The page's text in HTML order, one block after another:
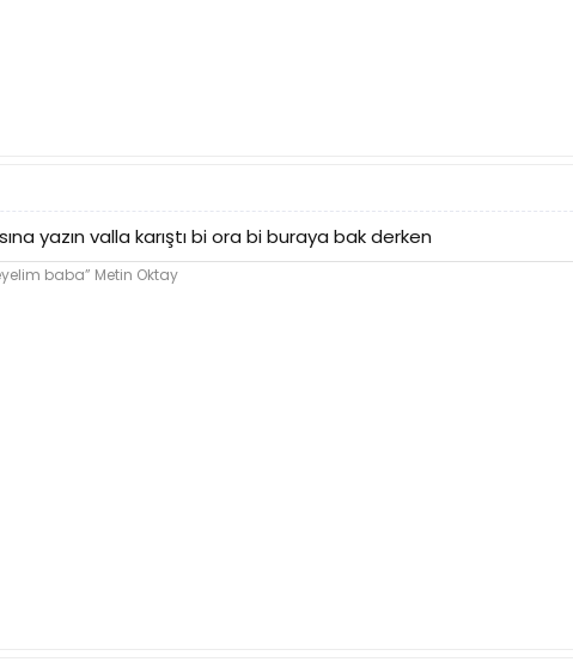
yazın valla karıştı bi ora bi buraya bak derken
baba” Metin Oktay